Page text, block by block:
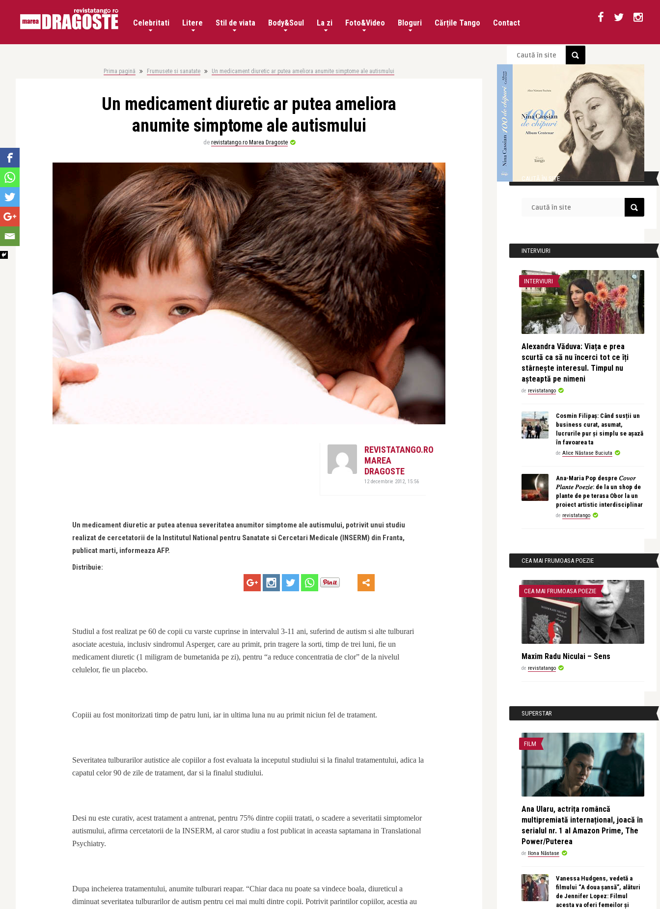
Celebritati Litere Stil de viata Body&Soul La zi Foto&Video Bloguri Cărțile Tango Contact
Prima pagină Frumusete si sanatate Un medicament diuretic ar putea ameliora anumite simptome ale autismului
Un medicament diuretic ar putea ameliora
anumite simptome ale autismului
de revistatango.ro Marea Dragoste
REVISTATANGO.RO
MAREA
DRAGOSTE
12 decembrie 2012, 15:56
Un medicament diuretic ar putea atenua severitatea anumitor simptome ale autismului, potrivit unui studiu
realizat de cercetatorii de la Institutul National pentru Sanatate si Cercetari Medicale (INSERM) din Franta,
publicat marti, informeaza AFP.
Distribuie:
Studiul a fost realizat pe 60 de copii cu varste cuprinse in intervalul 3-11 ani, suferind de autism si alte tulburari
asociate acestuia, inclusiv sindromul Asperger, care au primit, prin tragere la sorti, timp de trei luni, fie un
medicament diuretic (1 miligram de bumetanida pe zi), pentru “a reduce concentratia de clor” de la nivelul
celulelor, fie un placebo.
Copiii au fost monitorizati timp de patru luni, iar in ultima luna nu au primit niciun fel de tratament.
Severitatea tulburarilor autistice ale copiilor a fost evaluata la inceputul studiului si la finalul tratamentului, adica la
capatul celor 90 de zile de tratament, dar si la finalul studiului.
Desi nu este curativ, acest tratament a antrenat, pentru 75% dintre copiii tratati, o scadere a severitatii simptomelor
autismului, afirma cercetatorii de la INSERM, al caror studiu a fost publicat in aceasta saptamana in Translational
Psychiatry.
Dupa incheierea tratamentului, anumite tulburari reapar. “Chiar daca nu poate sa vindece boala, diureticul a
diminuat severitatea tulburarilor de autism pentru cei mai multi dintre copii. Potrivit parintilor copiilor, acestia au
CAUTĂ ÎN SITE
INTERVIURI
INTERVIURI
Alexandra Văduva: Viața e prea
scurtă ca să nu încerci tot ce îți
stârnește interesul. Timpul nu
așteaptă pe nimeni
de revistatango
Cosmin Filipaș: Când susții un
business curat, asumat,
lucrurile pur și simplu se așază
în favoarea ta
de Alice Năstase Buciuta
Ana-Maria Pop despre 𝐶𝑜𝑣𝑜𝑟
𝑃𝑙𝑎𝑛𝑡𝑒 𝑃𝑜𝑒𝑧𝑖𝑒: de la un shop de
plante de pe terasa Obor la un
proiect artistic interdisciplinar
de revistatango
CEA MAI FRUMOASA POEZIE
CEA MAI FRUMOASA POEZIE
Maxim Radu Niculai – Sens
de revistatango
SUPERSTAR
FILM
Ana Ularu, actrița româncă
multipremiată internațional, joacă în
serialul nr. 1 al Amazon Prime, The
Power/Puterea
de Ilona Năstase
Vanessa Hudgens, vedetă a
filmului “A doua șansă”, alături
de Jennifer Lopez: Filmul
acesta va oferi femeilor și